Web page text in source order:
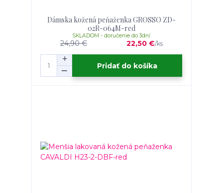
Dámska kožená peňaženka GROSSO ZD-
02R-064M-red
24,90 € 22,50 €/ks
SKLADOM - doručenie do 3dní
Pridať do košíka